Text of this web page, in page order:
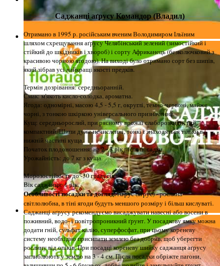
Саджанці аґрусу Командор (Владил)
Отримано в 1995 р. російським вченим Володимиром Ільїним
шляхом схрещування аґрусу Челябінський зелений (зимостійкий і
стійкий до шкідників і хвороб) і сорту Африканець (безколючковий з
красивою чорною ягодою). На виході було отримано сорт без шипів,
який зібрав усі найкращі якості предків.
Термін дозрівання: середньоранній.
Смак: м'якоть кисло-солодка, ароматна.
Ягода: одномірні, масою 4,5 - 5,5 г, округлі, темно-червоні, майже
чорні, з тонкою шкіркою універсального призначення.
Кущ: середньорослий, при рясному врожаї слаборозкидистий,
компактний. Шипи дуже нечисленні, тонкі і знаходяться тільки в
нижній частині куща.
Початок плодоношення: на 2 - 3 рік після посадки.
Урожайність: до 7 кг з куща.
Морозостійкість до -30 градусів
Вік саджанця: 1 рік.
Особливості посадки та догляд:Аґрус (агрус) - рослина
світлолюбна, в тіні ягоди будуть меншого розміру і більш кислуваті.
Саджанці аґрусу рекомендуємо висаджувати навесні або восени в
поживний, водо- і повітропроникний ґрунт. У посадкову ямку можна
додати гній, сульфат калію, суперфосфат, при цьому кореневу
систему необхідно присипати землею без добрив, щоб уберегти
рослину від опіків. При посадці кореневу шийку саджанця аґрусу
заглиблюють у землю на 3 - 4 см. Після посадки обріжте пагони,